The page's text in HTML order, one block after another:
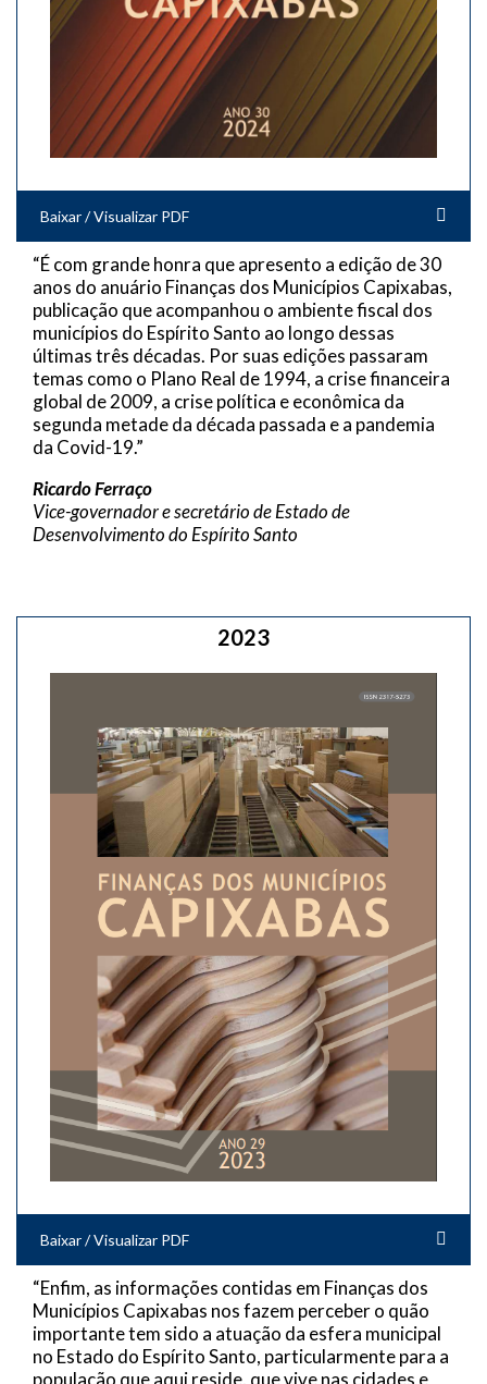
Baixar / Visualizar PDF
“É com grande honra que apresento a edição de 30
anos do anuário Finanças dos Municípios Capixabas,
publicação que acompanhou o ambiente fiscal dos
municípios do Espírito Santo ao longo dessas
últimas três décadas. Por suas edições passaram
temas como o Plano Real de 1994, a crise financeira
global de 2009, a crise política e econômica da
segunda metade da década passada e a pandemia
da Covid-19.”
Ricardo Ferraço
Vice-governador e secretário de Estado de
Desenvolvimento do Espírito Santo
2023
Baixar / Visualizar PDF
“Enfim, as informações contidas em Finanças dos
Municípios Capixabas nos fazem perceber o quão
importante tem sido a atuação da esfera municipal
no Estado do Espírito Santo, particularmente para a
população que aqui reside, que vive nas cidades e